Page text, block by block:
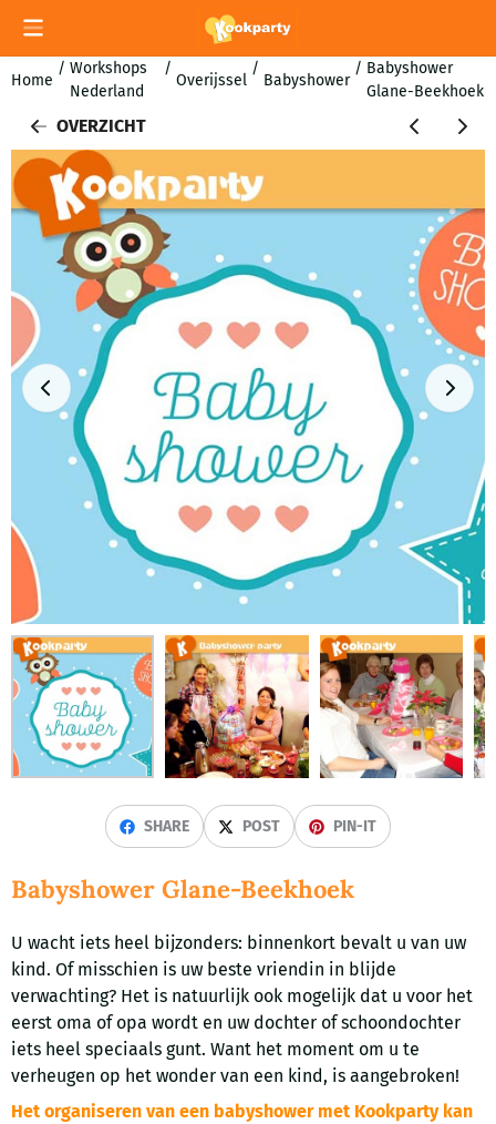
Cookievoorkeuren zijn momenteel gesloten.
Home
/ Workshops
Nederland
/
Overijssel
/
Babyshower
/ Babyshower
Glane-Beekhoek
OVERZICHT
SHARE POST PIN-IT
Babyshower Glane-Beekhoek
U wacht iets heel bijzonders: binnenkort bevalt u van uw
kind. Of misschien is uw beste vriendin in blijde
verwachting? Het is natuurlijk ook mogelijk dat u voor het
eerst oma of opa wordt en uw dochter of schoondochter
iets heel speciaals gunt. Want het moment om u te
verheugen op het wonder van een kind, is aangebroken!
Het organiseren van een babyshower met Kookparty kan